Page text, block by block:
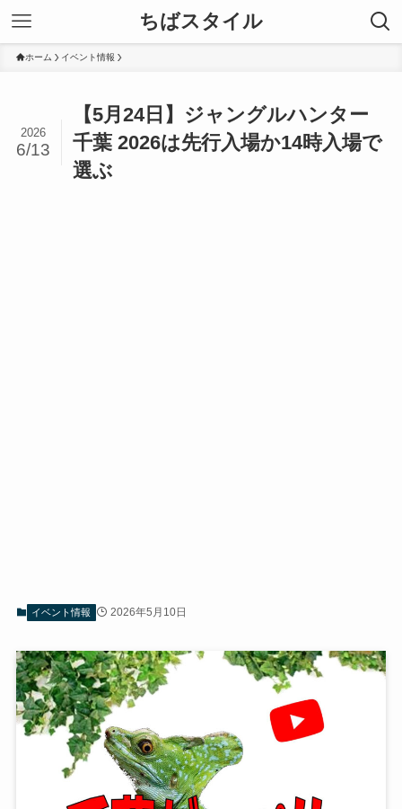
ちばスタイル
ホーム イベント情報
【5月24日】ジャングルハンター
千葉 2026は先行入場か14時入場で
選ぶ
2026
6/13
イベント情報 2026年5月10日